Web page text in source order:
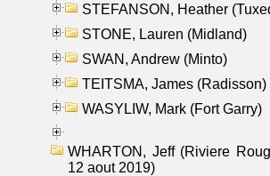
STEFANSON, Heather
STONE, Lauren (Midland)
SWAN, Andrew (Minto)
TEITSMA, James (Radisson)
WASYLIW, Mark (Fort Garry)
WHARTON, Jeff (Riviere
12 aout 2019)